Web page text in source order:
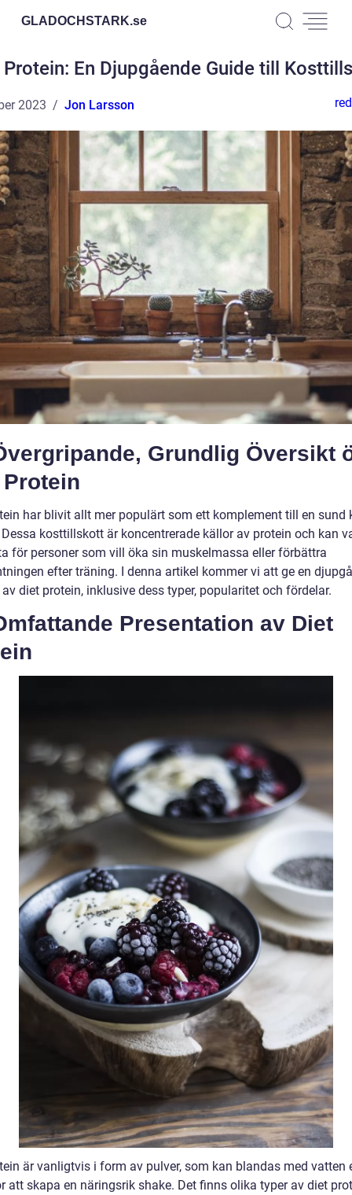
GLADOCHSTARK.se
En Djupgående Guide till
2023 Jon Larsson
Grundlig Översikt
har blivit allt mer populärt som ett komplement till en sund
kosttillskott är koncentrerade källor av protein och kan
för personer som vill öka sin muskelmassa eller förbättra
efter träning. I denna artikel kommer vi att ge en
diet protein, inklusive dess typer, popularitet och fördelar.
Presentation av Diet
är vanligtvis i form av pulver, som kan blandas med vatten
att skapa en näringsrik shake. Det finns olika typer av diet